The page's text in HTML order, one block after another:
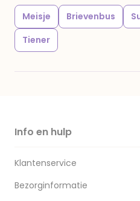
Meisje Brievenbus
Tiener
Info en hulp
Klantenservice
Bezorginformatie